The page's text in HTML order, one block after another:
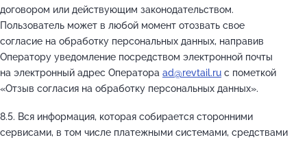
договором или действующим законодательством.
Пользователь может в любой момент отозвать свое
согласие на обработку персональных данных, направив
Оператору уведомление посредством электронной почты
на электронный адрес Оператора ad@revtail.ru с пометкой
«Отзыв согласия на обработку персональных данных».
8.5. Вся информация, которая собирается сторонними
сервисами, в том числе платежными системами, средствами